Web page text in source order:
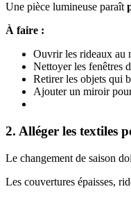
Une pièce lumineuse paraît
À faire :
Ouvrir les rideaux au
Nettoyer les fenêtres
Retirer les objets qui
Ajouter un miroir
2. Alléger les textiles
Le changement de saison
Les couvertures épaisses,